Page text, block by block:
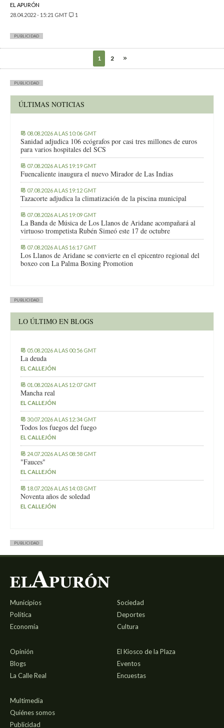
EL APURÓN
28.04.2022 - 15:21 GMT
1
PUBLICIDAD
1 2
PUBLICIDAD
ÚLTIMAS NOTICIAS
08.08.2026 A LAS 10:06 GMT
Sanidad adjudica 106 ecógrafos por casi tres millones de euros
para varios hospitales del SCS
07.08.2026 A LAS 19:19 GMT
Fuencaliente inaugura el nuevo Mirador de Las Indias
07.08.2026 A LAS 19:12 GMT
Tazacorte adjudica la climatización de la piscina municipal
07.08.2026 A LAS 19:09 GMT
La Banda de Música de Los Llanos de Aridane acompañará al
virtuoso trompetista Rubén Simeó este 17 de octubre
07.08.2026 A LAS 16:17 GMT
Los Llanos de Aridane se convierte en el epicentro regional del
boxeo con La Palma Boxing Promotion
PUBLICIDAD
LO ÚLTIMO EN BLOGS
05.08.2026 A LAS 00:56 GMT
La deuda
EL CALLEJÓN
01.08.2026 A LAS 12:07 GMT
Mancha real
EL CALLEJÓN
30.07.2026 A LAS 12:34 GMT
Todos los fuegos del fuego
EL CALLEJÓN
24.07.2026 A LAS 08:58 GMT
"Fauces"
EL CALLEJÓN
18.07.2026 A LAS 14:03 GMT
Noventa años de soledad
EL CALLEJÓN
PUBLICIDAD
Municipios
Política
Economía
Sociedad
Deportes
Cultura
Opinión
Blogs
La Calle Real
El Kiosco de la Plaza
Eventos
Encuestas
Multimedia
Quiénes somos
Publicidad